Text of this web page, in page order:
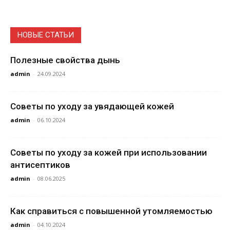
НОВЫЕ СТАТЬИ
Полезные свойства дынь
admin - 24.09.2024
Советы по уходу за увядающей кожей
admin - 06.10.2024
Советы по уходу за кожей при использовании
антисептиков
admin - 08.06.2025
Как справиться с повышенной утомляемостью
admin - 04.10.2024